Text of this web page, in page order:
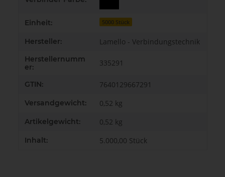
Einheit: 5000 Stück
Hersteller: Lamello - Verbindungstechnik
Herstellernumm
er:
335291
GTIN: 7640129667291
Versandgewicht: 0,52 kg
Artikelgewicht: 0,52 kg
Inhalt: 5.000,00 Stück